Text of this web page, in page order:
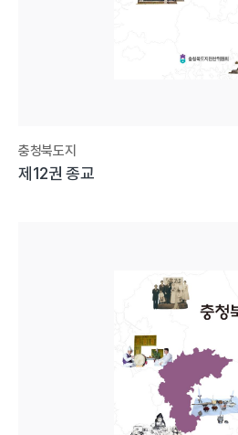
충청북도지
제12권 종교